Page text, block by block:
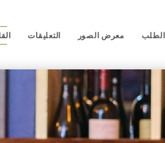
الطلب معرض الصور التعليقات